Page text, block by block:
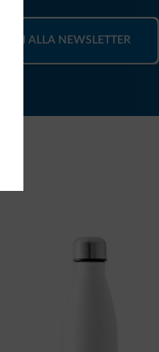
ALLA NEWSLETTER